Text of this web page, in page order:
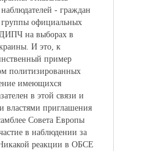
- граждан
группы официальных
на выборах в
И это, к
пример
политизированных
имеющихся
в этой связи и
властями приглашения
Совета Европы
в наблюдении за
реакции в ОБСЕ